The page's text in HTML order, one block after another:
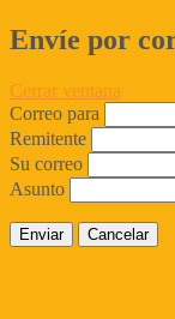
Envíe por
Cerrar ventana
Correo para
Remitente
Su correo
Asunto
Enviar Cancelar